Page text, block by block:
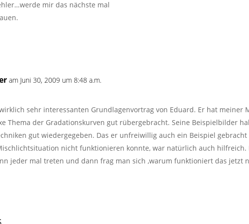
mir das nächste mal
am Juni 30, 2009 um 8:48 a.m.
sehr interessanten Grundlagenvortrag von Eduard. Er hat meiner
Thema der Gradationskurven gut rübergebracht. Seine Beispielbilder
gut wiedergegeben. Das er unfreiwillig auch ein Beispiel gebracht
nicht funktionieren konnte, war natürlich auch hilfreich.
jeder mal treten und dann frag man sich ‚warum funktioniert das jetzt